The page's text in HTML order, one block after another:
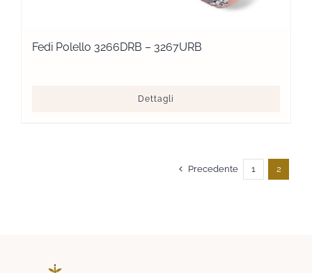
Fedi Polello 3266DRB – 3267URB
Dettagli
Precedente 1 2